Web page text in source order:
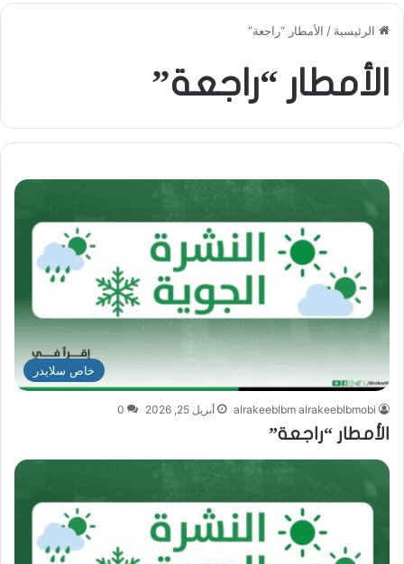
الرئيسية / الأمطار “راجعة”
الأمطار “راجعة”
خاص سلايدر
alrakeeblbm alrakeeblbmobi أبريل 25, 2026 0
الأمطار “راجعة”